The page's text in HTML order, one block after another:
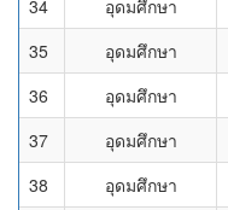
34
อุดมศึกษา
35
อุดมศึกษา
36
อุดมศึกษา
37
อุดมศึกษา
38
อุดมศึกษา